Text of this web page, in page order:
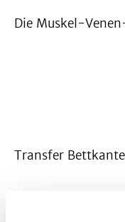
Die Muskel-
Transfer